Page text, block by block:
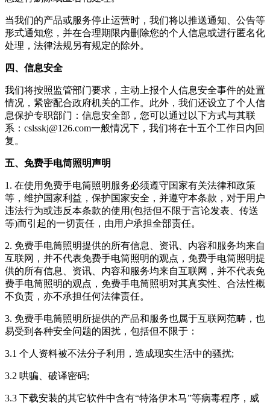
当我们的产品或服务停止运营时，我们将以推送通知、公告等
形式通知您，并在合理期限内删除您的个人信息或进行匿名化
处理，法律法规另有规定的除外。
四、信息安全
我们将按照监管部门要求，主动上报个人信息安全事件的处置
情况，紧密配合政府机关的工作。此外，我们还设立了个人信
息保护专职部门：信息安全部，您可以通过以下方式与其联
系： cslsskj@126.com一般情况下，我们将在十五个工作日内回
复。
五、免费手电筒照明声明
1. 在使用 免费手电筒照明 服务必须遵守国家有关法律和政策
等，维护国家利益，保护国家安全，并遵守本条款，对于用户
违法行为或违反本条款的使用(包括但不限于言论发表、传送
等)而引起的一切责任，由用户承担全部责任。
2. 免费手电筒照明提供的所有信息、资讯、内容和服务均来自
互联网，并不代表免费手电筒照明的观点， 免费手电筒照明提
供的所有信息、资讯、内容和服务均来自互联网，并不代表免
费手电筒照明的观点， 免费手电筒照明对其真实性、合法性概
不负责，亦不承担任何法律责任。
3. 免费手电筒照明 所提供的产品和服务也属于互联网范畴，也
易受到各种安全问题的困扰，包括但不限于：
3.1 个人资料被不法分子利用，造成现实生活中的骚扰;
3.2 哄骗、破译密码;
3.3 下载安装的其它软件中含有“特洛伊木马”等病毒程序，威